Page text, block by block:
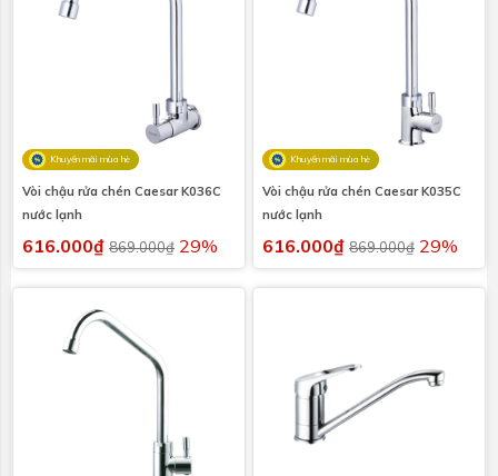
Khuyến mãi mùa hè
Vòi chậu rửa chén Caesar K036C
nước lạnh
616.000₫ 869.000₫ 29%
Khuyến mãi mùa hè
Vòi chậu rửa chén Caesar K035C
nước lạnh
616.000₫ 869.000₫ 29%